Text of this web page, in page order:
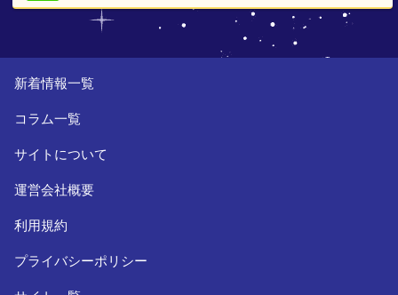
新着情報一覧
コラム一覧
サイトについて
運営会社概要
利用規約
プライバシーポリシー